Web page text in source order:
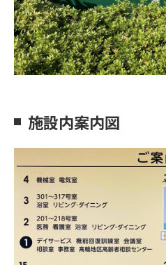
施設内案内図